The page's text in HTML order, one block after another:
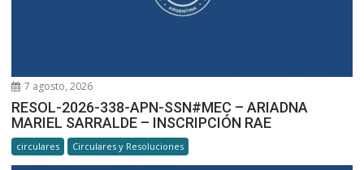
7 agosto, 2026
RESOL-2026-338-APN-SSN#MEC – ARIADNA
MARIEL SARRALDE – INSCRIPCIÓN RAE
circulares Circulares y Resoluciones